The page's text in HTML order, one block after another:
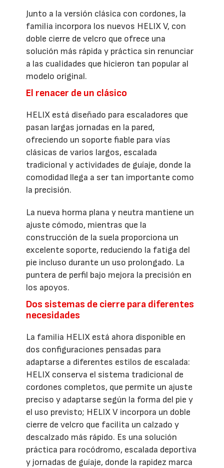
Junto a la versión clásica con cordones, la
familia incorpora los nuevos HELIX V, con
doble cierre de velcro que ofrece una
solución más rápida y práctica sin renunciar
a las cualidades que hicieron tan popular al
modelo original.
El renacer de un clásico
HELIX está diseñado para escaladores que
pasan largas jornadas en la pared,
ofreciendo un soporte fiable para vías
clásicas de varios largos, escalada
tradicional y actividades de guíaje, donde la
comodidad llega a ser tan importante como
la precisión.
La nueva horma plana y neutra mantiene un
ajuste cómodo, mientras que la
construcción de la suela proporciona un
excelente soporte, reduciendo la fatiga del
pie incluso durante un uso prolongado. La
puntera de perfil bajo mejora la precisión en
los apoyos.
Dos sistemas de cierre para diferentes
necesidades
La familia HELIX está ahora disponible en
dos configuraciones pensadas para
adaptarse a diferentes estilos de escalada:
HELIX conserva el sistema tradicional de
cordones completos, que permite un ajuste
preciso y adaptarse según la forma del pie y
el uso previsto; HELIX V incorpora un doble
cierre de velcro que facilita un calzado y
descalzado más rápido. Es una solución
práctica para rocódromo, escalada deportiva
y jornadas de guíaje, donde la rapidez marca